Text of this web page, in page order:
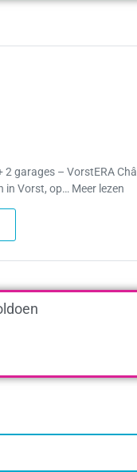
garages – VorstERA
in Vorst, op… Meer lezen